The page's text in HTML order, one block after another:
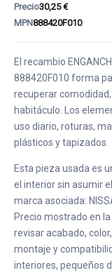
Precio30,25 €
MPN888420F010
El recambio
888420F010 forma
recuperar
habitáculo. Los
uso diario, roturas,
plásticos y tapizados.
Esta pieza usada es
el interior sin asumir
marca asociada:
Precio mostrado en
revisar acabado,
montaje y
interiores, pequeños